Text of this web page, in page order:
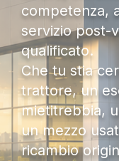
competenza,
servizio post-
qualificato.
Che tu stia
trattore, un
mietitrebbia,
un mezzo
ricambio